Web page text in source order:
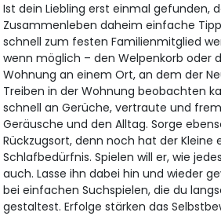
Ist dein Liebling erst einmal gefunden,
Zusammenleben daheim einfache
schnell zum festen Familienmitglied
wenn möglich – den Welpenkorb oder
Wohnung an einem Ort, an dem der
Treiben in der Wohnung beobachten
schnell an Gerüche, vertraute und
Geräusche und den Alltag. Sorge
Rückzugsort, denn noch hat der Kleine
Schlafbedürfnis. Spielen will er, wie
auch. Lasse ihn dabei hin und wieder
bei einfachen Suchspielen, die du
gestaltest. Erfolge stärken das